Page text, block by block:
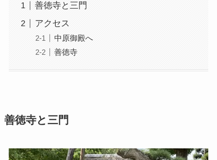
善徳寺と三門
アクセス
中原御殿へ
善徳寺
善徳寺と三門